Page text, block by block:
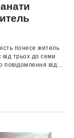
понесе житель
від трьох до семи
повідомлення від...